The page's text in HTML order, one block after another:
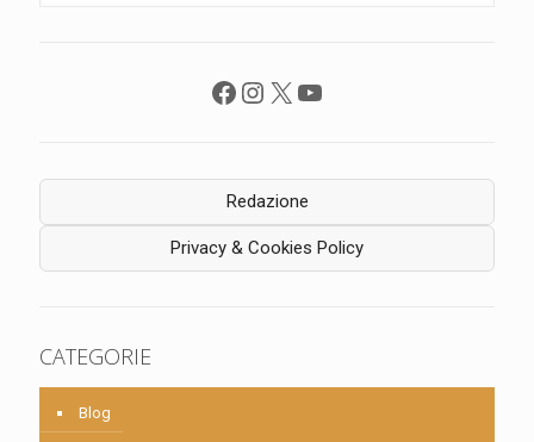
Facebook
Instagram
X YouTube
Redazione
Privacy & Cookies Policy
CATEGORIE
Blog